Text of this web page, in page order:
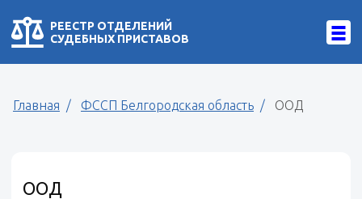
РЕЕСТР ОТДЕЛЕНИЙ
СУДЕБНЫХ ПРИСТАВОВ
Главная ФССП Белгородская область ООД
ООД